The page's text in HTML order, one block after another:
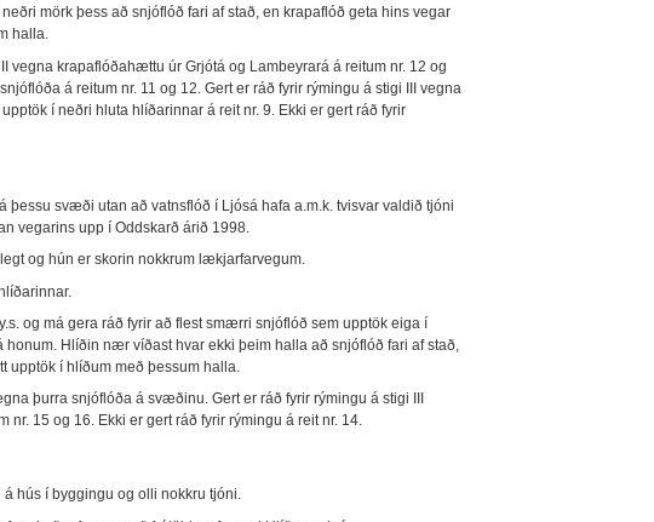
mörk þess að snjóflóð fari af stað, en krapaflóð geta hins vegar
halla.
vegna krapaflóðahættu úr Grjótá og Lambeyrará á reitum nr. 12 og
á reitum nr. 11 og 12. Gert er ráð fyrir rýmingu á stigi III vegna
í neðri hluta hlíðarinnar á reit nr. 9. Ekki er gert ráð fyrir
þessu svæði utan að vatnsflóð í Ljósá hafa a.m.k. tvisvar valdið tjóni
vegarins upp í Oddskarð árið 1998.
og hún er skorin nokkrum lækjarfarvegum.
og má gera ráð fyrir að flest smærri snjóflóð sem upptök eiga í
honum. Hlíðin nær víðast hvar ekki þeim halla að snjóflóð fari af stað,
upptök í hlíðum með þessum halla.
þurra snjóflóða á svæðinu. Gert er ráð fyrir rýmingu á stigi III
nr. 15 og 16. Ekki er gert ráð fyrir rýmingu á reit nr. 14.
hús í byggingu og olli nokkru tjóni.